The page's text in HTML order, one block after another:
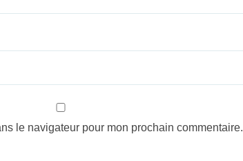
le navigateur pour mon prochain commentaire.